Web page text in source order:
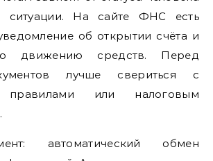
ситуации. На сайте ФНС есть
об открытии счёта и
движению средств. Перед
лучше свериться с
правилами или налоговым
автоматический обмен